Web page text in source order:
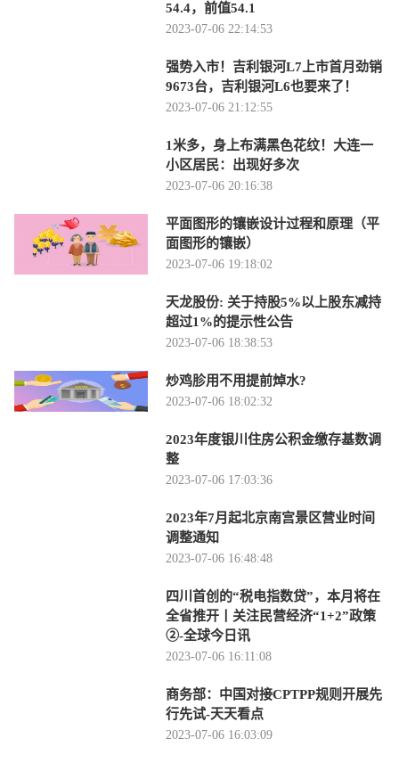
54.4，前值54.1
2023-07-06 22:14:53
强势入市！吉利银河L7上市首月劲销
9673台，吉利银河L6也要来了！
2023-07-06 21:12:55
1米多，身上布满黑色花纹！大连一
小区居民：出现好多次
2023-07-06 20:16:38
平面图形的镶嵌设计过程和原理（平
面图形的镶嵌）
2023-07-06 19:18:02
天龙股份: 关于持股5%以上股东减持
超过1%的提示性公告
2023-07-06 18:38:53
炒鸡胗用不用提前焯水?
2023-07-06 18:02:32
2023年度银川住房公积金缴存基数调
整
2023-07-06 17:03:36
2023年7月起北京南宫景区营业时间
调整通知
2023-07-06 16:48:48
四川首创的“税电指数贷”，本月将在
全省推开丨关注民营经济“1+2”政策
②-全球今日讯
2023-07-06 16:11:08
商务部：中国对接CPTPP规则开展先
行先试-天天看点
2023-07-06 16:03:09